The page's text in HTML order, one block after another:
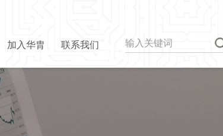
加入华胄 联系我们